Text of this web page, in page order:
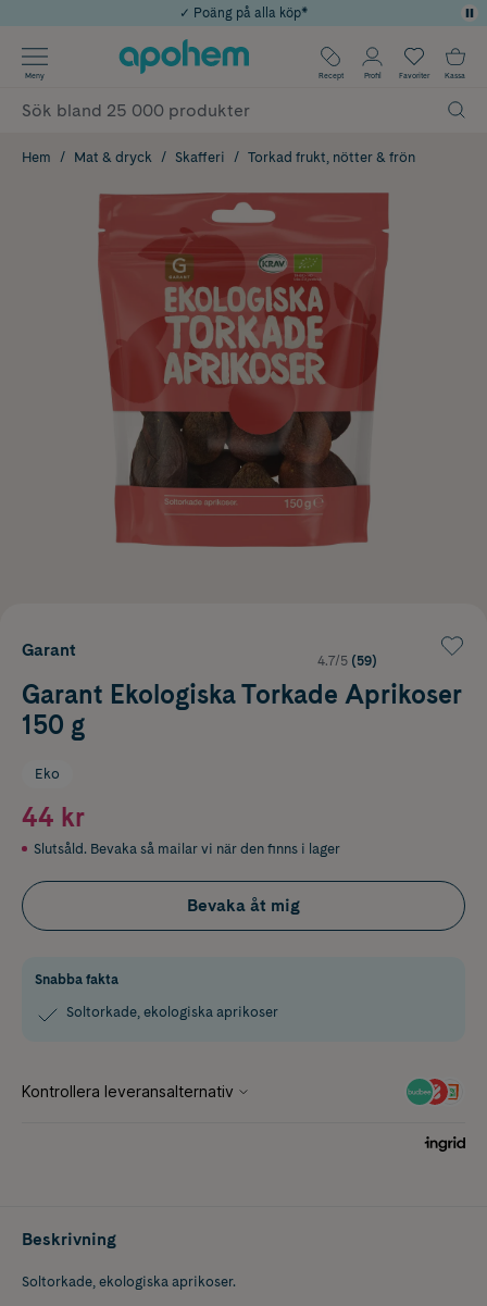
Årets Butik 2025 inom Skönhet
Använd kod: SOMMAR20 för 20% över 649kr
✓ Rådgivning från farmaceuter & hudterapeuter
✓ Poäng på alla köp*
Meny Recept Profil Favoriter Kassa
Hem Mat & dryck Skafferi Torkad frukt, nötter & frön
Garant
4.7/5 (59)
Garant Ekologiska Torkade Aprikoser
150 g
Eko
44 kr
Slutsåld. Bevaka så mailar vi när den finns i lager
Bevaka åt mig
Snabba fakta
Soltorkade, ekologiska aprikoser
Beskrivning
Soltorkade, ekologiska aprikoser.